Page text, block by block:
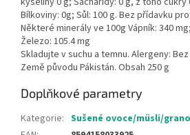
Bílkoviny: 0g; Sůl: 100 g. Bez přídavku
Některé minerály ve 100g Vápník: 340
Železo: 105.4 mg
Skladujte v suchu a temnu. Alergeny:
Země původu Pákistán. Obsah 250 g
Doplňkové parametry
Kategorie: Sušené ovoce/müsli/